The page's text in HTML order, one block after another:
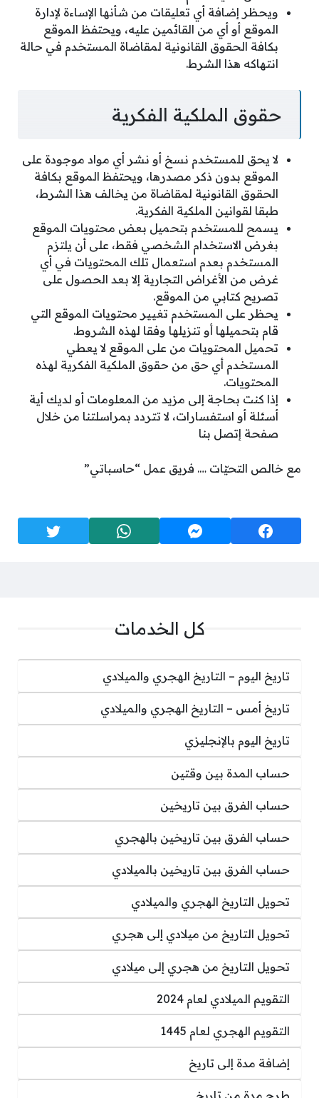
ويحظر إضافة أي تعليقات من شأنها الإساءة لإدارة
الموقع أو أي من القائمين عليه، ويحتفظ الموقع
بكافة الحقوق القانونية لمقاضاة المستخدم في حالة
انتهاكه هذا الشرط.
حقوق الملكية الفكرية
لا يحق للمستخدم نسخ أو نشر أي مواد موجودة على
الموقع بدون ذكر مصدرها، ويحتفظ الموقع بكافة
الحقوق القانونية لمقاضاة من يخالف هذا الشرط،
طبقا لقوانين الملكية الفكرية.
يسمح للمستخدم بتحميل بعض محتويات الموقع
بغرض الاستخدام الشخصي فقط، على أن يلتزم
المستخدم بعدم استعمال تلك المحتويات في أي
غرض من الأغراض التجارية إلا بعد الحصول على
تصريح كتابي من الموقع.
يحظر على المستخدم تغيير محتويات الموقع التي
قام بتحميلها أو تنزيلها وفقا لهذه الشروط.
تحميل المحتويات من على الموقع لا يعطي
المستخدم أي حق من حقوق الملكية الفكرية لهذه
المحتويات.
إذا كنت بحاجة إلى مزيد من المعلومات أو لديك أية
أسئلة أو استفسارات، لا تتردد بمراسلتنا من خلال
صفحة إتصل بنا
مع خالص التحيّات …. فريق عمل “حاسباتي”
كل الخدمات
تاريخ اليوم – التاريخ الهجري والميلادي
تاريخ أمس – التاريخ الهجري والميلادي
تاريخ اليوم بالإنجليزي
حساب المدة بين وقتين
حساب الفرق بين تاريخين
حساب الفرق بين تاريخين بالهجري
حساب الفرق بين تاريخين بالميلادي
تحويل التاريخ الهجري والميلادي
تحويل التاريخ من ميلادي إلى هجري
تحويل التاريخ من هجري إلى ميلادي
التقويم الميلادي لعام 2024
التقويم الهجري لعام 1445
إضافة مدة إلى تاريخ